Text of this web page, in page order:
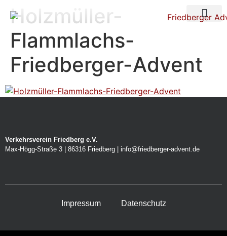
Holzmüller-
Flammlachs-
Friedberger-Advent
Verkehrsverein Friedberg e.V.
Max-Högg-Straße 3 | 86316 Friedberg | info@friedberger-advent.de
Impressum Datenschutz